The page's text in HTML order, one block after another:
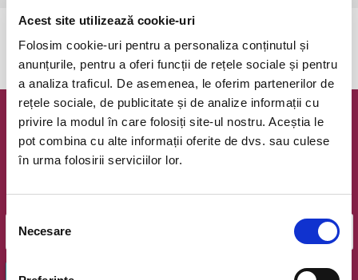
Acest site utilizează cookie-uri
Folosim cookie-uri pentru a personaliza conținutul și
anunțurile, pentru a oferi funcții de rețele sociale și pentru
a analiza traficul. De asemenea, le oferim partenerilor de
rețele sociale, de publicitate și de analize informații cu
privire la modul în care folosiți site-ul nostru. Aceștia le
pot combina cu alte informații oferite de dvs. sau culese
în urma folosirii serviciilor lor.
Selecția
consimțământului
Necesare
Newsletter @ Bilete.ro
Oferte exclusive si o editie saptamanala cu cele mai noi
OK